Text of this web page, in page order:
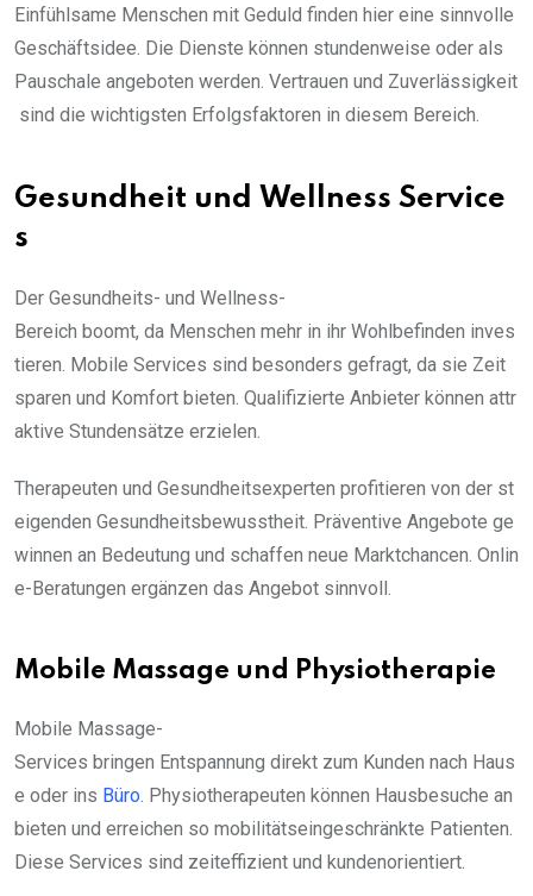
Einfühlsame Menschen mit Geduld finden hier eine sinnvolle
Geschäftsidee. Die Dienste können stundenweise oder als
Pauschale angeboten werden. Vertrauen und Zuverlässigkeit
sind die wichtigsten Erfolgsfaktoren in diesem Bereich.
Gesundheit und Wellness Service
s
Der Gesundheits- und Wellness-
Bereich boomt, da Menschen mehr in ihr Wohlbefinden inves
tieren. Mobile Services sind besonders gefragt, da sie Zeit
sparen und Komfort bieten. Qualifizierte Anbieter können attr
aktive Stundensätze erzielen.
Therapeuten und Gesundheitsexperten profitieren von der st
eigenden Gesundheitsbewusstheit. Präventive Angebote ge
winnen an Bedeutung und schaffen neue Marktchancen. Onlin
e-Beratungen ergänzen das Angebot sinnvoll.
Mobile Massage und Physiotherapie
Mobile Massage-
Services bringen Entspannung direkt zum Kunden nach Haus
e oder ins Büro. Physiotherapeuten können Hausbesuche an
bieten und erreichen so mobilitätseingeschränkte Patienten.
Diese Services sind zeiteffizient und kundenorientiert.